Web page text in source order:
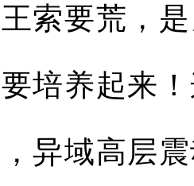
索要荒，
培养起来
异域高层